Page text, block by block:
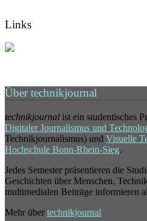
Links
Über technikjournal
technikjournal ist ein studentisches
Digitaler Journalismus und
Technikjournalismus) und Visuelle
Hochschule Bonn-Rhein-Sieg.
Jedes Semester präsentieren die
Geschichten über Menschen,
multimedialen Beiträge informieren
Mehr über technikjournal